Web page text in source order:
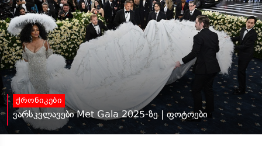
ქრონიკები
ვარსკვლავები Met Gala 2025-ზე | ფოტოები